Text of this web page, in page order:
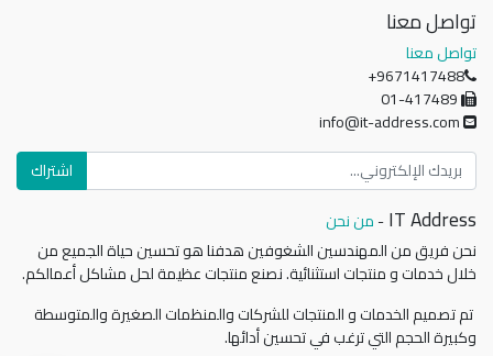
تواصل معنا
تواصل معنا
+9671417488
info@it-address.com
اشتراك
IT Address
-من نحن
نحن فريق من المهندسين الشغوفين هدفنا هو تحسين حياة الجميع من
خلال خدمات و منتجات استثنائية. نصنع منتجات عظيمة لحل مشاكل أعمالكم.
تم تصميم الخدمات و المنتجات للشركات والمنظمات الصغيرة والمتوسطة
وكبيرة الحجم التي ترغب في تحسين أدائها.